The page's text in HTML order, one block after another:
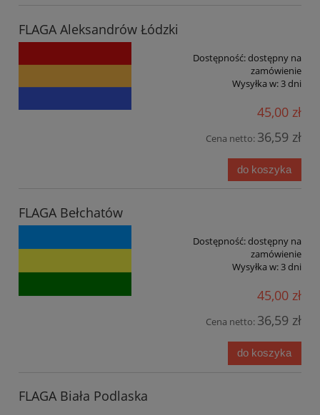
FLAGA Aleksandrów Łódzki
Dostępność:dostępny na
zamówienie
Wysyłka w:3 dni
45,00 zł
Cena netto: 36,59 zł
do koszyka
FLAGA Bełchatów
Dostępność:dostępny na
zamówienie
Wysyłka w:3 dni
45,00 zł
Cena netto: 36,59 zł
do koszyka
FLAGA Biała Podlaska